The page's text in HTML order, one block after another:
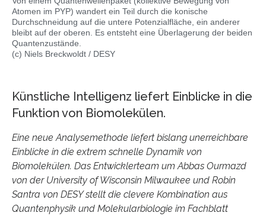
Atomen im PYP) wandert ein Teil durch die konische
Durchschneidung auf die untere Potenzialfläche, ein anderer
bleibt auf der oberen. Es entsteht eine Überlagerung der beiden
Quantenzustände.
(c) Niels Breckwoldt / DESY
Künstliche Intelligenz liefert Einblicke in die
Funktion von Biomolekülen.
Eine neue Analysemethode liefert bislang unerreichbare
Einblicke in die extrem schnelle Dynamik von
Biomolekülen. Das Entwicklerteam um Abbas Ourmazd
von der University of Wisconsin Milwaukee und Robin
Santra von DESY stellt die clevere Kombination aus
Quantenphysik und Molekularbiologie im Fachblatt